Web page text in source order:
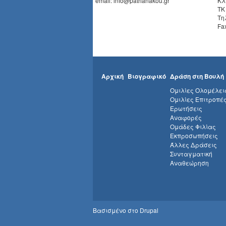
Αρχική Βιογραφικό Δράση στη Βουλή
Ομιλίες
Ομιλίες
Ερωτήσεις
Αναφορές
Ομάδες Φιλίας
Εκπροσωπήσεις
Άλλες Δράσεις
Συνταγματική
Αναθεώρηση
Βασισμένο στο Drupal